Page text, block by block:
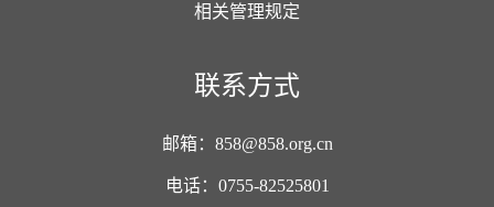
相关管理规定
联系方式
邮箱：858@858.org.cn
电话：0755-82525801